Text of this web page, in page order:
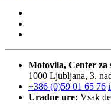
Motovila, Center
1000 Ljubljana, 3.
+386 (0)59 01 65 76
Uradne ure: Vsak